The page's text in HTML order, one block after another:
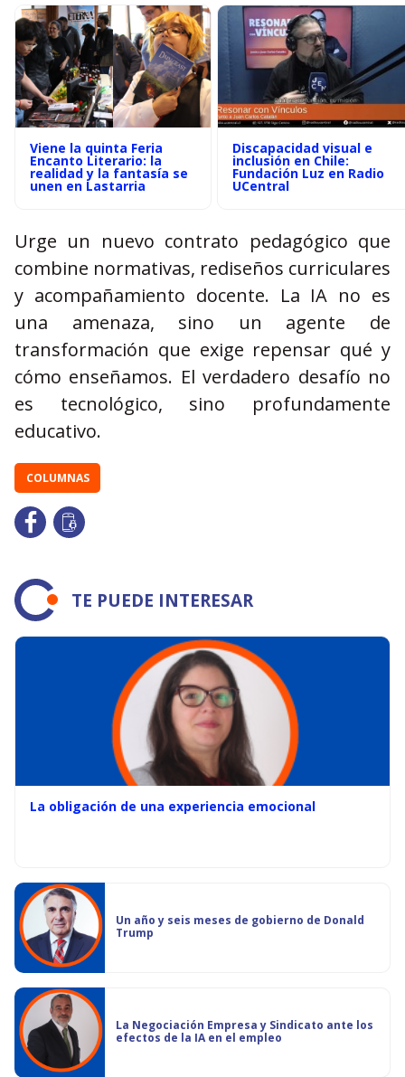
Viene la quinta Feria
Encanto Literario: la
realidad y la fantasía se
unen en Lastarria
Discapacidad visual e
inclusión en Chile:
Fundación Luz en Radio
UCentral
Urge un nuevo contrato pedagógico que
combine normativas, rediseños curriculares
y acompañamiento docente. La IA no es
una amenaza, sino un agente de
transformación que exige repensar qué y
cómo enseñamos. El verdadero desafío no
es tecnológico, sino profundamente
educativo.
COLUMNAS
TE PUEDE INTERESAR
La obligación de una experiencia emocional
Un año y seis meses de gobierno de Donald
Trump
La Negociación Empresa y Sindicato ante los
efectos de la IA en el empleo